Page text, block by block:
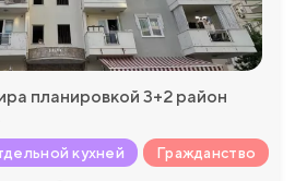
планировкой 3+2 район
кухней Гражданство